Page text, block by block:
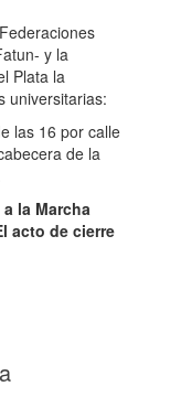
y la
Plata la
universitarias:
las 16 por calle
de la
la Marcha
acto de cierre